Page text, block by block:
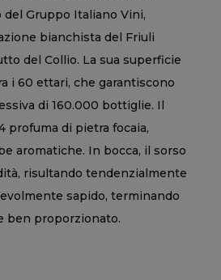
Gruppo Italiano Vini,
bianchista del Friuli
del Collio. La sua superficie
i 60 ettari, che garantiscono
di 160.000 bottiglie. Il
profuma di pietra focaia,
aromatiche. In bocca, il sorso
risultando tendenzialmente
sapido, terminando
ben proporzionato.